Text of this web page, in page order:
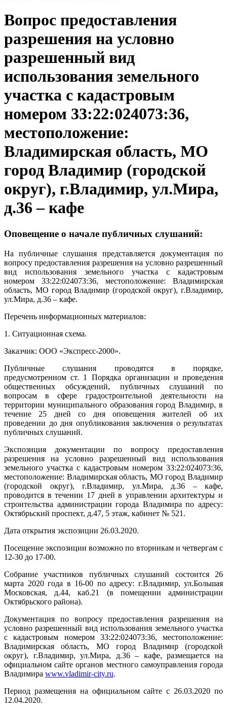
Вопрос предоставления
разрешения на условно
разрешенный вид
использования земельного
участка с кадастровым
номером 33:22:024073:36,
местоположение:
Владимирская область, МО
город Владимир (городской
округ), г.Владимир, ул.Мира,
д.36 – кафе
Оповещение о начале публичных слушаний:
На публичные слушания представляется документация по
вопросу предоставления разрешения на условно разрешенный
вид использования земельного участка с кадастровым
номером 33:22:024073:36, местоположение: Владимирская
область, МО город Владимир (городской округ), г.Владимир,
ул.Мира, д.36 – кафе.
Перечень информационных материалов:
1. Ситуационная схема.
Заказчик: ООО «Экспресс-2000».
Публичные слушания проводятся в порядке,
предусмотренном ст. 1 Порядка организации и проведения
общественных обсуждений, публичных слушаний по
вопросам в сфере градостроительной деятельности на
территории муниципального образования город Владимир, в
течение 25 дней со дня оповещения жителей об их
проведении до дня опубликования заключения о результатах
публичных слушаний.
Экспозиция документации по вопросу предоставления
разрешения на условно разрешенный вид использования
земельного участка с кадастровым номером 33:22:024073:36,
местоположение: Владимирская область, МО город Владимир
(городской округ), г.Владимир, ул.Мира, д.36 – кафе,
проводится в течении 17 дней в управлении архитектуры и
строительства администрации города Владимира по адресу:
Октябрьский проспект, д.47, 5 этаж, кабинет № 521.
Дата открытия экспозиции 26.03.2020.
Посещение экспозиции возможно по вторникам и четвергам с
12-30 до 17-00.
Собрание участников публичных слушаний состоится 26
марта 2020 года в 16-00 по адресу: г.Владимир, ул.Большая
Московская, д.44, каб.21 (в помещении администрации
Октябрьского района).
Документация по вопросу предоставления разрешения на
условно разрешенный вид использования земельного участка
с кадастровым номером 33:22:024073:36, местоположение:
Владимирская область, МО город Владимир (городской
округ), г.Владимир, ул.Мира, д.36 – кафе, размещается на
официальном сайте органов местного самоуправления города
Владимира www.vladimir-city.ru.
Период размещения на официальном сайте с 26.03.2020 по
12.04.2020.